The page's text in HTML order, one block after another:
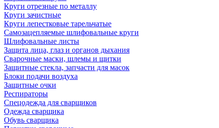
Круги отрезные по металлу
Круги зачистные
Круги лепестковые тарельчатые
Самозацепляемые шлифовальные круги
Шлифовальные листы
Защита лица, глаз и органов дыхания
Сварочные маски, шлемы и щитки
Защитные стекла, запчасти для масок
Блоки подачи воздуха
Защитные очки
Респираторы
Спецодежда для сварщиков
Одежда сварщика
Обувь сварщика